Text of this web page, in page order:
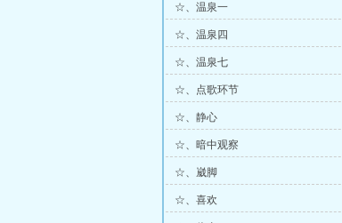
☆、温泉一
☆、温泉四
☆、温泉七
☆、点歌环节
☆、静心
☆、暗中观察
☆、崴脚
☆、喜欢